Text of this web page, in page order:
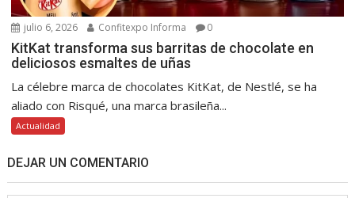
julio 6, 2026 Confitexpo Informa 0
KitKat transforma sus barritas de chocolate en
deliciosos esmaltes de uñas
La célebre marca de chocolates KitKat, de Nestlé, se ha
aliado con Risqué, una marca brasileña...
Actualidad
DEJAR UN COMENTARIO